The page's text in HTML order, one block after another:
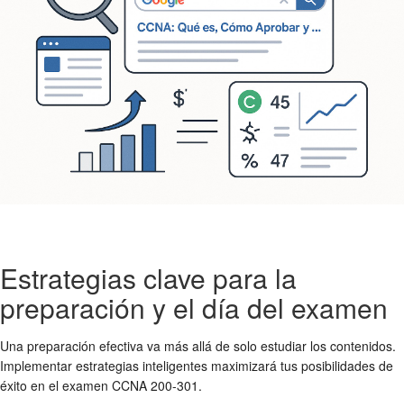
Estrategias clave para la
preparación y el día del examen
Una preparación efectiva va más allá de solo estudiar los contenidos.
Implementar estrategias inteligentes maximizará tus posibilidades de
éxito en el examen CCNA 200-301.